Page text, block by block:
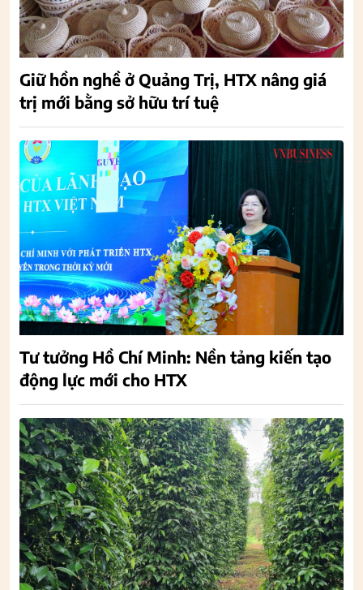
Giữ hồn nghề ở Quảng Trị, HTX nâng giá
trị mới bằng sở hữu trí tuệ
Tư tưởng Hồ Chí Minh: Nền tảng kiến tạo
động lực mới cho HTX